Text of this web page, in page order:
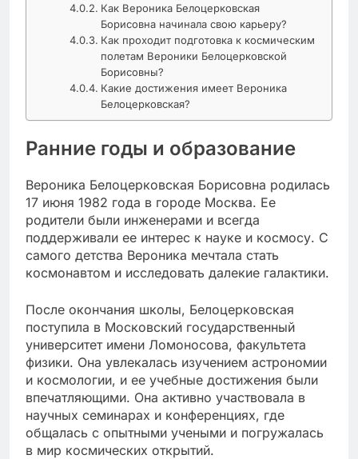
Как Вероника Белоцерковская
Борисовна начинала свою карьеру?
Как проходит подготовка к космическим
полетам Вероники Белоцерковской
Борисовны?
Какие достижения имеет Вероника
Белоцерковская?
Ранние годы и образование
Вероника Белоцерковская Борисовна родилась
17 июня 1982 года в городе Москва. Ее
родители были инженерами и всегда
поддерживали ее интерес к науке и космосу. С
самого детства Вероника мечтала стать
космонавтом и исследовать далекие галактики.
После окончания школы, Белоцерковская
поступила в Московский государственный
университет имени Ломоносова, факультета
физики. Она увлекалась изучением астрономии
и космологии, и ее учебные достижения были
впечатляющими. Она активно участвовала в
научных семинарах и конференциях, где
общалась с опытными учеными и погружалась
в мир космических открытий.